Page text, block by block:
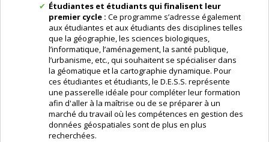
Étudiantes et étudiants qui finalisent leur
premier cycle : Ce programme s’adresse également
aux étudiantes et aux étudiants des disciplines telles
que la géographie, les sciences biologiques,
l’informatique, l’aménagement, la santé publique,
l’urbanisme, etc., qui souhaitent se spécialiser dans
la géomatique et la cartographie dynamique. Pour
ces étudiantes et étudiants, le D.E.S.S. représente
une passerelle idéale pour compléter leur formation
afin d'aller à la maîtrise ou de se préparer à un
marché du travail où les compétences en gestion des
données géospatiales sont de plus en plus
recherchées.